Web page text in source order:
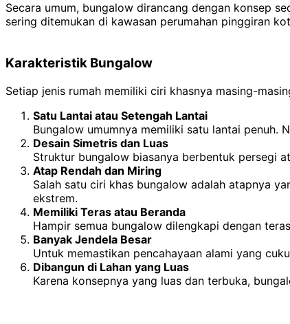
Secara umum, bungalow dirancang dengan konsep
sering ditemukan di kawasan perumahan pinggiran
Karakteristik Bungalow
Setiap jenis rumah memiliki ciri khasnya masing-
Satu Lantai atau Setengah Lantai
Bungalow umumnya memiliki satu lantai penuh.
Desain Simetris dan Luas
Struktur bungalow biasanya berbentuk persegi
Atap Rendah dan Miring
Salah satu ciri khas bungalow adalah atapnya
ekstrem.
Memiliki Teras atau Beranda
Hampir semua bungalow dilengkapi dengan
Banyak Jendela Besar
Untuk memastikan pencahayaan alami yang
Dibangun di Lahan yang Luas
Karena konsepnya yang luas dan terbuka,